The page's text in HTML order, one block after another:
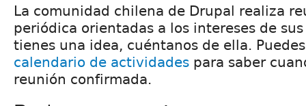
La comunidad chilena de Drupal realiza
periódica orientadas a los intereses de
tienes una idea, cuéntanos de ella.
calendario de actividades para saber
reunión confirmada.